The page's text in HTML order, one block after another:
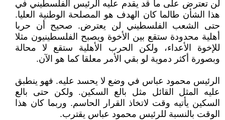
لن تعترض على ما قد يقدم عليه الرئيس الفلسطيني في
هذا الشأن طالما كان الهدف هو المصلحة الوطنية العليا.
حتى الشعب الفلسطيني لن يعترض. صحيح أن حربا
أهلية محدودة ستقع بين الأخوة ويصبح الفلسطينيون مثلا
للإخوة الأعداء، ولكن الحرب الأهلية ستقع لا محالة
وبصورة أكثر دموية لو بقي الأمر معلقا كما هو الآن.
الرئيس محمود عباس في وضع لا يحسد عليه. فهو ينطبق
عليه المثل القائل مثل بالع السكين. ولكن حتى بالع
السكين يأتيه وقت لاتخاذ القرار الحاسم. وربما كان هذا
الوقت بالنسبة للرئيس محمود عباس يقترب.